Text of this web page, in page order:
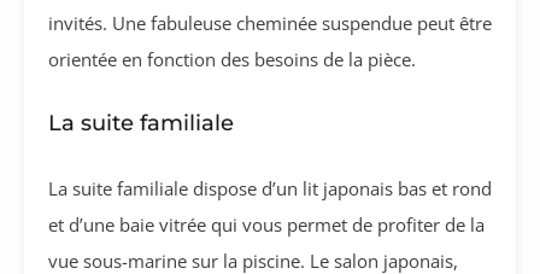
invités. Une fabuleuse cheminée suspendue peut être
orientée en fonction des besoins de la pièce.
La suite familiale
La suite familiale dispose d’un lit japonais bas et rond
et d’une baie vitrée qui vous permet de profiter de la
vue sous-marine sur la piscine. Le salon japonais,